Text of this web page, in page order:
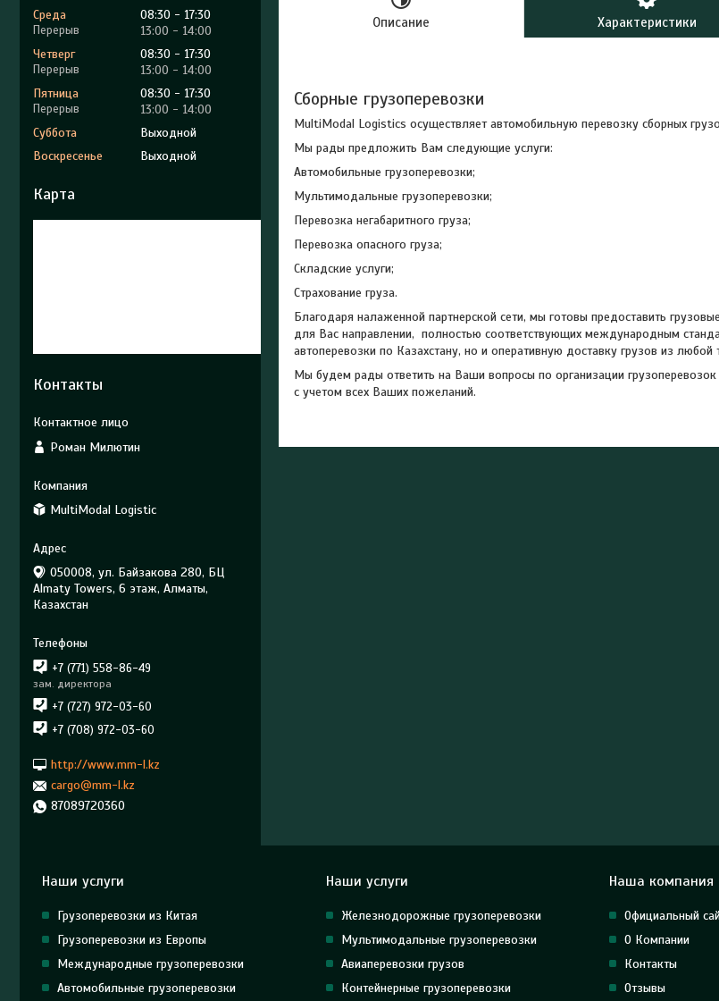
Описание Характеристики
Сборные грузоперевозки
MultiModal Logistics осуществляет автомобильную перевозку сборных
Мы рады предложить Вам следующие услуги:
Автомобильные грузоперевозки;
Мультимодальные грузоперевозки;
Перевозка негабаритного груза;
Перевозка опасного груза;
Складские услуги;
Страхование груза.
Благодаря налаженной партнерской сети, мы готовы предоставить
для Вас направлении, полностью соответствующих международным
автоперевозки по Казахстану, но и оперативную доставку грузов из любой
Мы будем рады ответить на Ваши вопросы по организации
с учетом всех Ваших пожеланий.
Среда
08:30
17:30
13:00
14:00
Четверг
08:30
17:30
13:00
14:00
Пятница
08:30
17:30
13:00
14:00
Суббота
Выходной
Воскресенье
Выходной
Карта
Контакты
Роман Милютин
MultiModal Logistic
050008, ул. Байзакова 280, БЦ
Almaty Towers, 6 этаж, Алматы,
Казахстан
+7 (771) 558-86-49
зам. директора
+7 (727) 972-03-60
+7 (708) 972-03-60
http://www.mm-l.kz
cargo@mm-l.kz
87089720360
Наши услуги
Грузоперевозки из Китая
Грузоперевозки из Европы
Международные грузоперевозки
Автомобильные грузоперевозки
Наши услуги
Железнодорожные грузоперевозки
Мультимодальные грузоперевозки
Авиаперевозки грузов
Контейнерные грузоперевозки
Наша компания
Официальный
О Компании
Контакты
Отзывы